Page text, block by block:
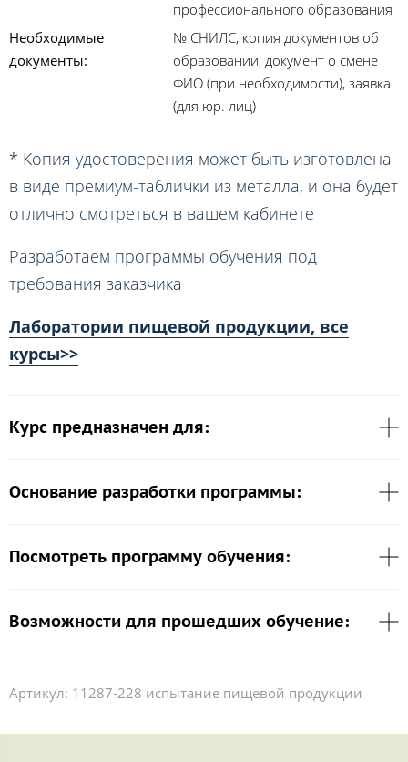
профессионального образования
Необходимые
документы:
№ СНИЛС, копия документов об
образовании, документ о смене
ФИО (при необходимости), заявка
(для юр. лиц)
* Копия удостоверения может быть изготовлена
в виде премиум-таблички из металла, и она будет
отлично смотреться в вашем кабинете
Разработаем программы обучения под
требования заказчика
Лаборатории пищевой продукции, все
курсы>>
Курс предназначен для:
Основание разработки программы:
Посмотреть программу обучения:
Возможности для прошедших обучение:
Артикул: 11287-228 испытание пищевой продукции